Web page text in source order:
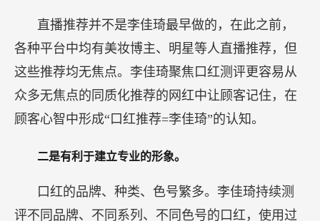
直播推荐并不是李佳琦最早做的，在此之前，
各种平台中均有美妆博主、明星等人直播推荐，但
这些推荐均无焦点。李佳琦聚焦口红测评更容易从
众多无焦点的同质化推荐的网红中让顾客记住，在
顾客心智中形成“口红推荐=李佳琦”的认知。
二是有利于建立专业的形象。
口红的品牌、种类、色号繁多。李佳琦持续测
评不同品牌、不同系列、不同色号的口红，使用过